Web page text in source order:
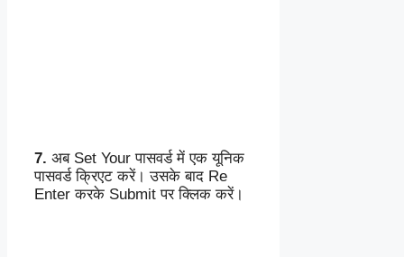
7. अब Set Your पासवर्ड में एक यूनिक
पासवर्ड क्रिएट करें। उसके बाद Re
Enter करके Submit पर क्लिक करें।